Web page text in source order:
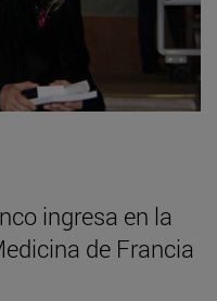
ingresa en la
de Francia